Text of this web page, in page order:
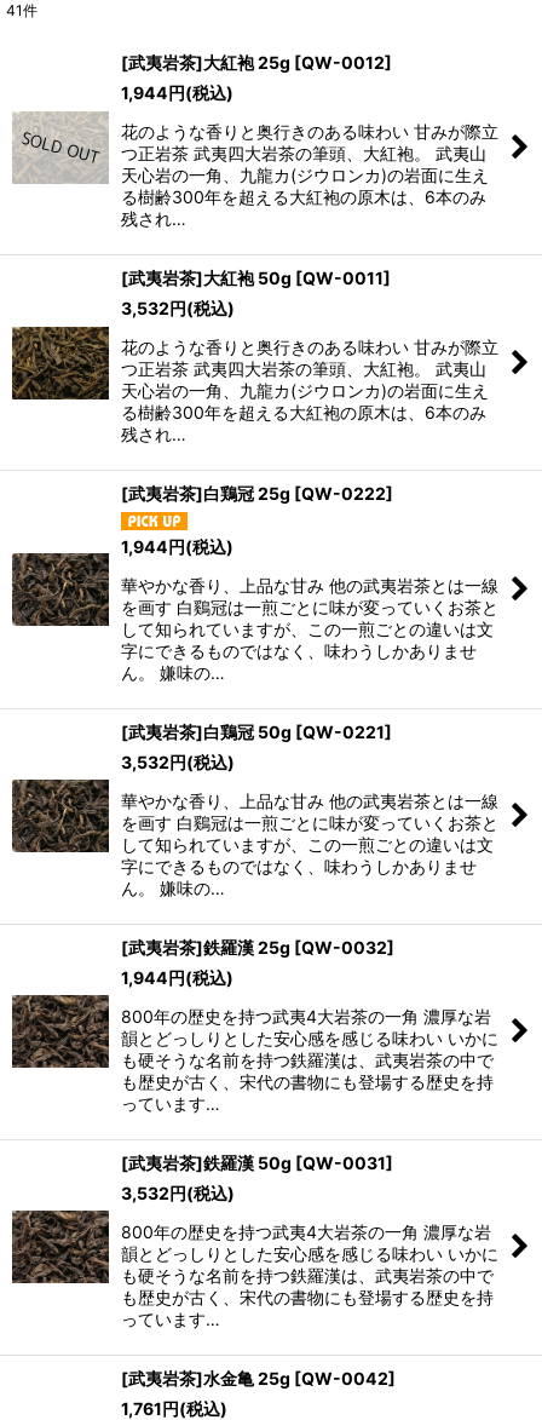
並び順:
41件
[武夷岩茶]大紅袍 25g [QW-0012]
1,944円(税込)
花のような香りと奥行きのある味わい 甘みが際立
つ正岩茶 武夷四大岩茶の筆頭、大紅袍。 武夷山
天心岩の一角、九龍カ(ジウロンカ)の岩面に生え
る樹齢300年を超える大紅袍の原木は、6本のみ
残され…
[武夷岩茶]大紅袍 50g [QW-0011]
3,532円(税込)
花のような香りと奥行きのある味わい 甘みが際立
つ正岩茶 武夷四大岩茶の筆頭、大紅袍。 武夷山
天心岩の一角、九龍カ(ジウロンカ)の岩面に生え
る樹齢300年を超える大紅袍の原木は、6本のみ
残され…
[武夷岩茶]白鶏冠 25g [QW-0222]
1,944円(税込)
華やかな香り、上品な甘み 他の武夷岩茶とは一線
を画す 白鷄冠は一煎ごとに味が変っていくお茶と
して知られていますが、この一煎ごとの違いは文
字にできるものではなく、味わうしかありませ
ん。 嫌味の…
[武夷岩茶]白鶏冠 50g [QW-0221]
3,532円(税込)
華やかな香り、上品な甘み 他の武夷岩茶とは一線
を画す 白鷄冠は一煎ごとに味が変っていくお茶と
して知られていますが、この一煎ごとの違いは文
字にできるものではなく、味わうしかありませ
ん。 嫌味の…
[武夷岩茶]鉄羅漢 25g [QW-0032]
1,944円(税込)
800年の歴史を持つ武夷4大岩茶の一角 濃厚な岩
韻とどっしりとした安心感を感じる味わい いかに
も硬そうな名前を持つ鉄羅漢は、武夷岩茶の中で
も歴史が古く、宋代の書物にも登場する歴史を持
っています…
[武夷岩茶]鉄羅漢 50g [QW-0031]
3,532円(税込)
800年の歴史を持つ武夷4大岩茶の一角 濃厚な岩
韻とどっしりとした安心感を感じる味わい いかに
も硬そうな名前を持つ鉄羅漢は、武夷岩茶の中で
も歴史が古く、宋代の書物にも登場する歴史を持
っています…
[武夷岩茶]水金亀 25g [QW-0042]
1,761円(税込)